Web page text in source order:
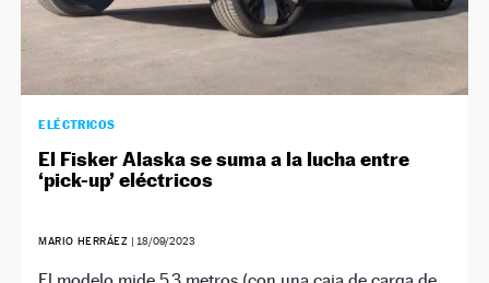
ELÉCTRICOS
El Fisker Alaska se suma a la lucha entre
‘pick-up’ eléctricos
MARIO HERRÁEZ | 18/09/2023